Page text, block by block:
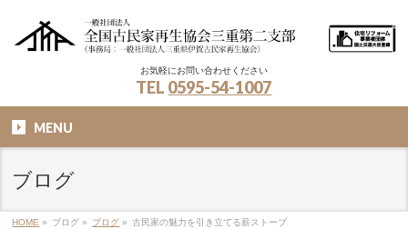
お気軽にお問い合わせください
TEL 0595-54-1007
MENU
ブログ
HOME » ブログ » ブログ » 古民家の魅力を引き立てる薪ストーブ